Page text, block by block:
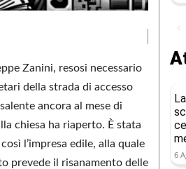
Zanini, resosi necessario
della strada di accesso
ancora al mese di
chiesa ha riaperto. È stata
l’impresa edile, alla quale
prevede il risanamento delle
6